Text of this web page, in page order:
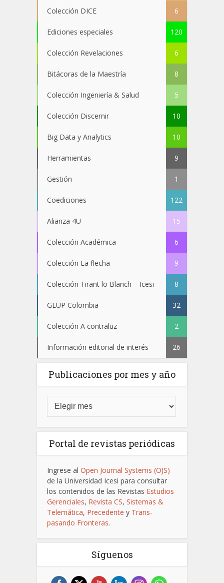
Colección DICE 6
Ediciones especiales 120
Colección Revelaciones 6
Bitácoras de la Maestría 8
Colección Ingeniería & Salud 5
Colección Discernir 10
Big Data y Analytics 10
Herramientas 9
Gestión 1
Coediciones 122
Alianza 4U 15
Colección Académica 6
Colección La flecha 9
Colección Tirant lo Blanch – Icesi 8
GEUP Colombia 32
Colección A contraluz 2
Información editorial de interés 26
Publicaciones por mes y año
Portal de revistas periódicas
Ingrese al Open Journal Systems (OJS)
de la Universidad Icesi para consultar
los contenidos de las Revistas Estudios
Gerenciales, Revista CS, Sistemas &
Telemática, Precedente y Trans-
pasando Fronteras.
Síguenos